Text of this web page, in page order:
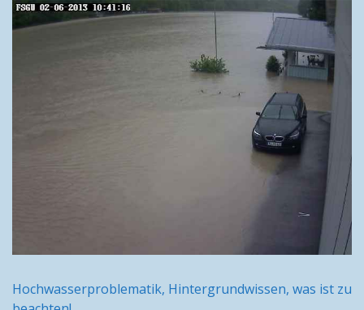
Hochwasserproblematik, Hintergrundwissen, was ist zu